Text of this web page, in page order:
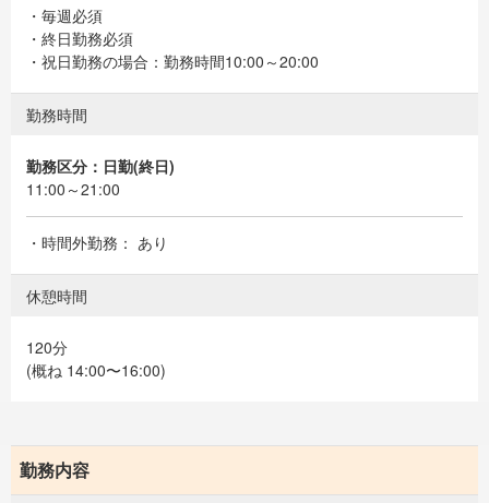
・毎週必須
・終日勤務必須
・祝日勤務の場合：勤務時間10:00～20:00
勤務時間
勤務区分：日勤(終日)
11:00～21:00
・時間外勤務： あり
休憩時間
120分
(概ね 14:00〜16:00)
勤務内容